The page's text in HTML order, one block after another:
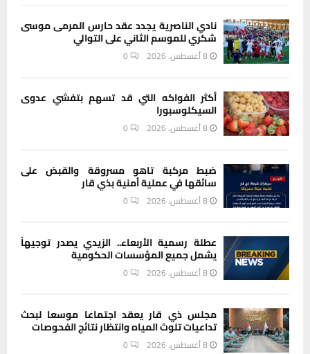
نادي الناصرية يجدد عقد حارس المرمى موسى
شكري للموسم الثاني على التوالي
8 أغسطس، 2026 0
أكثر الفواكه التي قد تسهم بتفشي عدوى
السيكلوسبورا
8 أغسطس، 2026 0
ضبط مركبة تاهو مسروقة والقبض على
سائقها في عملية أمنية بذي قار
8 أغسطس، 2026 0
عطلة رسمية الأربعاء.. الزيدي يصدر توجيهاً
يشمل جميع المؤسسات الحكومية
8 أغسطس، 2026 0
مجلس ذي قار يعقد اجتماعا موسعا لبحث
تداعيات تلوث المياه وانتظار نتائج الفحوصات
8 أغسطس، 2026 0